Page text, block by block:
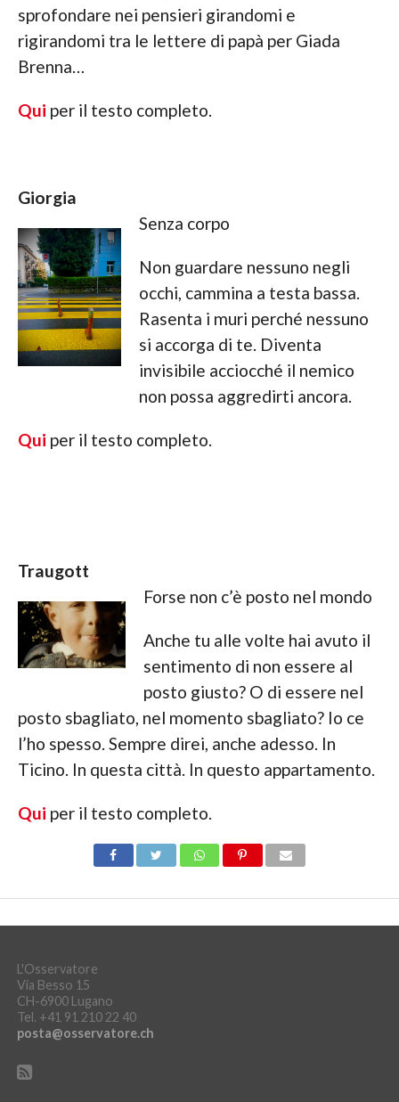
sprofondare nei pensieri girandomi e
rigirandomi tra le lettere di papà per Giada
Brenna…
Qui per il testo completo.
Giorgia
Senza corpo
Non guardare nessuno negli
occhi, cammina a testa bassa.
Rasenta i muri perché nessuno
si accorga di te. Diventa
invisibile acciocché il nemico
non possa aggredirti ancora.
Qui per il testo completo.
Traugott
Forse non c’è posto nel mondo
Anche tu alle volte hai avuto il
sentimento di non essere al
posto giusto? O di essere nel
posto sbagliato, nel momento sbagliato? Io ce
l’ho spesso. Sempre direi, anche adesso. In
Ticino. In questa città. In questo appartamento.
Qui per il testo completo.
L'Osservatore
Via Besso 15
CH-6900 Lugano
Tel. +41 91 210 22 40
posta@osservatore.ch